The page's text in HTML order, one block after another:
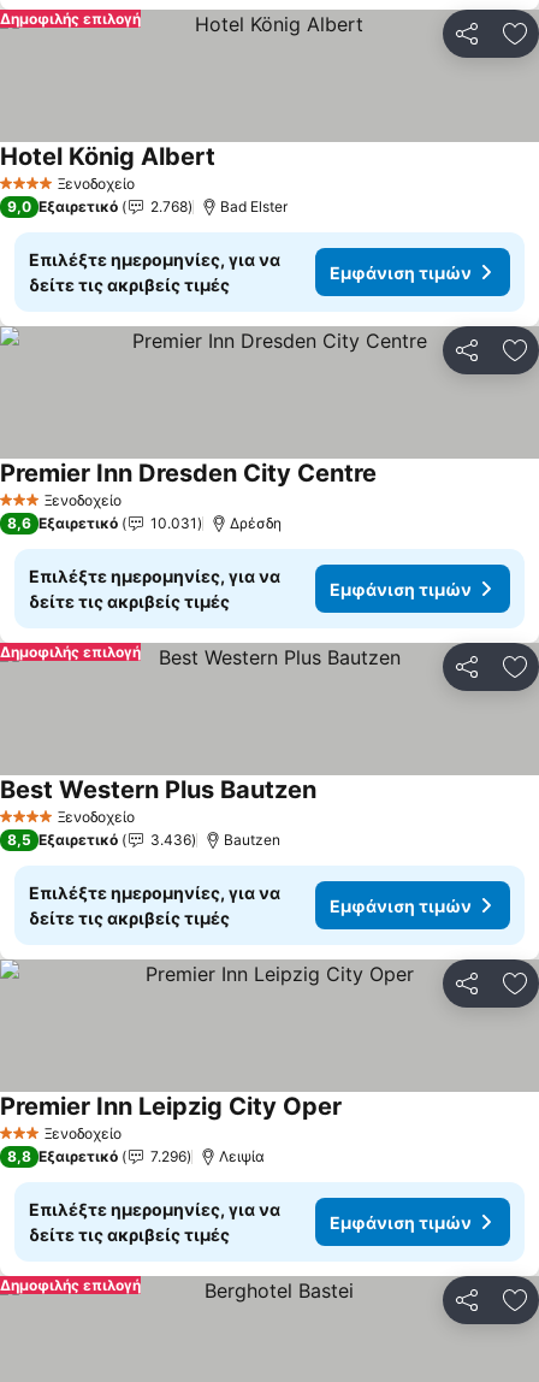
Δημοφιλής επιλογή
4 ΑστέριαΞενοδοχείο
Hotel König Albert
9,0 Εξαιρετικό 2.768 Bad Elster
Επιλέξτε ημερομηνίες, για να
δείτε τις ακριβείς τιμές
Εμφάνιση τιμών
3 ΑστέριαΞενοδοχείο
Premier Inn Dresden City Centre
8,6 Εξαιρετικό 10.031 Δρέσδη
Επιλέξτε ημερομηνίες, για να
δείτε τις ακριβείς τιμές
Εμφάνιση τιμών
Δημοφιλής επιλογή
4 ΑστέριαΞενοδοχείο
Best Western Plus Bautzen
8,5 Εξαιρετικό 3.436 Bautzen
Επιλέξτε ημερομηνίες, για να
δείτε τις ακριβείς τιμές
Εμφάνιση τιμών
3 ΑστέριαΞενοδοχείο
Premier Inn Leipzig City Oper
8,8 Εξαιρετικό 7.296 Λειψία
Επιλέξτε ημερομηνίες, για να
δείτε τις ακριβείς τιμές
Εμφάνιση τιμών
Δημοφιλής επιλογή